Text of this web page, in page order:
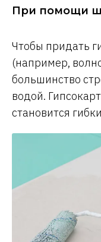
При помощи
Чтобы придать
(например,
большинство
водой.
становится